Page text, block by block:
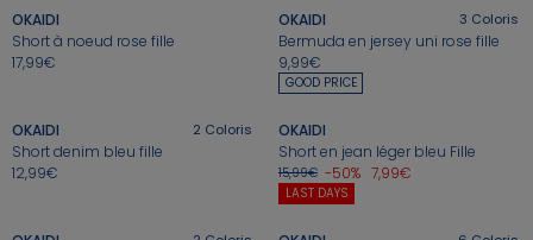
OKAIDI
Short à noeud rose fille
17,99€
GOOD PRICE
OKAIDI 3 Coloris
Bermuda en jersey uni rose fille
9,99€
OKAIDI 2 Coloris
Short denim bleu fille
12,99€
LAST DAYS
OKAIDI
Short en jean léger bleu Fille
15,99€ -50% 7,99€
+